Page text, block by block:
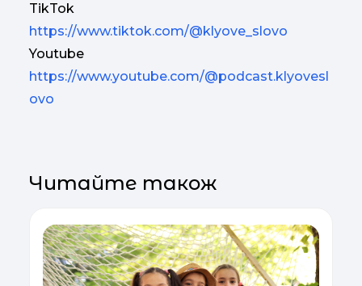
TikTok
https://www.tiktok.com/@klyove_slovo
Youtube
https://www.youtube.com/@podcast.klyovesl
ovo
Читайте також